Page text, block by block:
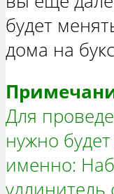
будет
дома на
Для
нужно
именно: